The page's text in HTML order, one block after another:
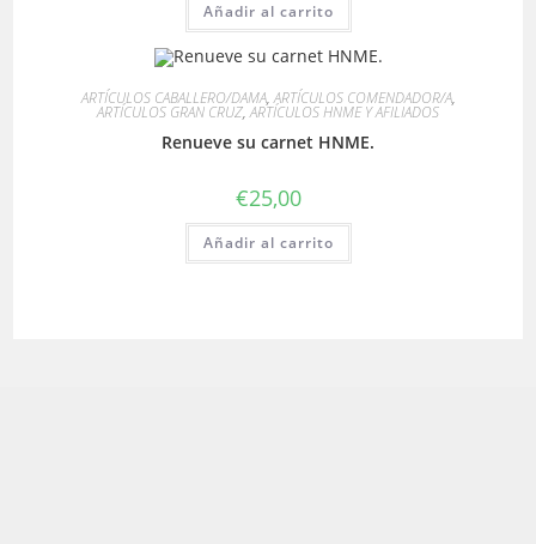
Añadir al carrito
ARTÍCULOS CABALLERO/DAMA,ARTÍCULOS COMENDADOR/A,
ARTÍCULOS GRAN CRUZ,ARTÍCULOS HNME Y AFILIADOS
Renueve su carnet HNME.
€25,00
Añadir al carrito